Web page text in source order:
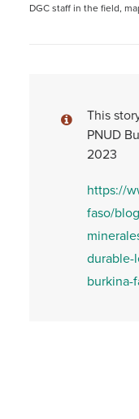
DGC staff in the field,
This
PNUD
2023
https://
faso/
durable-
burkina-